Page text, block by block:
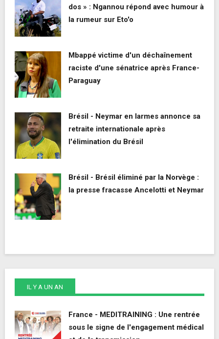
dos » : Ngannou répond avec humour à
la rumeur sur Eto'o
Mbappé victime d'un déchaînement
raciste d'une sénatrice après France-
Paraguay
Brésil - Neymar en larmes annonce sa
retraite internationale après
l'élimination du Brésil
Brésil - Brésil éliminé par la Norvège :
la presse fracasse Ancelotti et Neymar
IL Y A UN AN
France - MEDITRAINING : Une rentrée
sous le signe de l'engagement médical